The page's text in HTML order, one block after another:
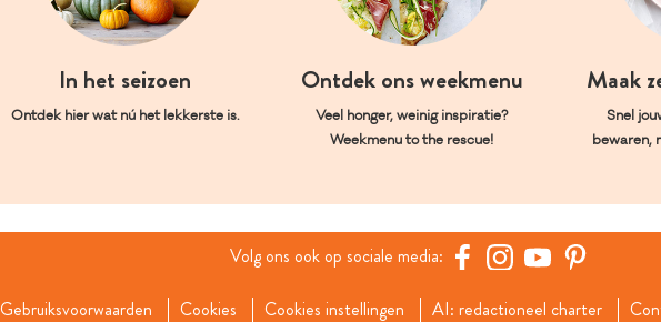
In het seizoen
Ontdek hier wat nú het lekkerste is.
Ontdek ons weekmenu
Veel honger, weinig inspiratie?
Weekmenu to the rescue!
Maak
Snel
bewaren,
Volg ons ook op sociale media:
Gebruiksvoorwaarden Cookies Cookies instellingen AI: redactioneel charter